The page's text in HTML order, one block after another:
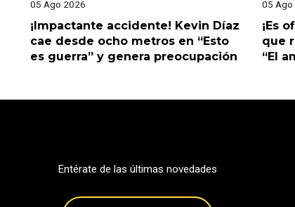
05 Ago 2026
¡Impactante accidente! Kevin Díaz
cae desde ocho metros en “Esto
es guerra” y genera preocupación
05 Ago
¡Es
que
“El
Entérate de las últimas novedades